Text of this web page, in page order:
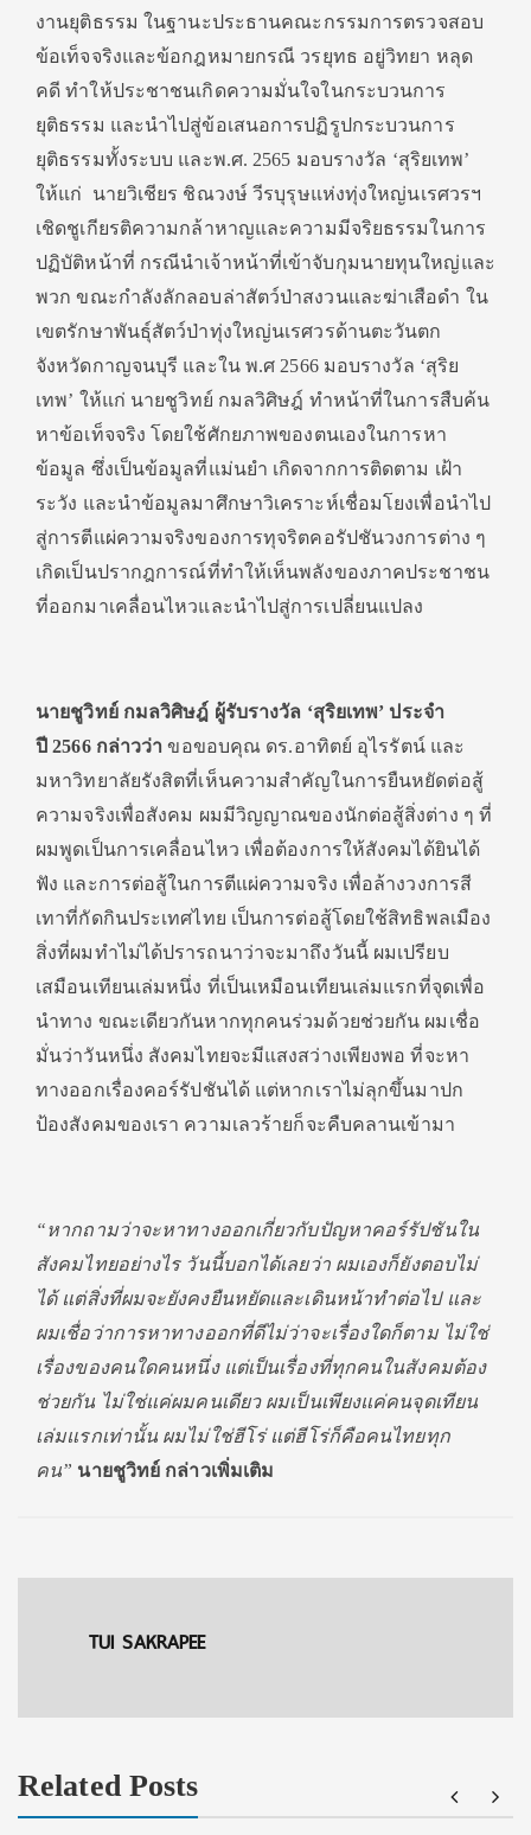
งานยุติธรรม ในฐานะประธานคณะกรรมการตรวจสอบ
ข้อเท็จจริงและข้อกฎหมายกรณี วรยุทธ อยู่วิทยา หลุด
คดี ทำให้ประชาชนเกิดความมั่นใจในกระบวนการ
ยุติธรรม และนำไปสู่ข้อเสนอการปฏิรูปกระบวนการ
ยุติธรรมทั้งระบบ และพ.ศ. 2565 มอบรางวัล ‘สุริยเทพ’
ให้แก่ นายวิเชียร ชิณวงษ์ วีรบุรุษแห่งทุ่งใหญ่นเรศวรฯ
เชิดชูเกียรติความกล้าหาญและความมีจริยธรรมในการ
ปฏิบัติหน้าที่ กรณีนำเจ้าหน้าที่เข้าจับกุมนายทุนใหญ่และ
พวก ขณะกำลังลักลอบล่าสัตว์ป่าสงวนและฆ่าเสือดำ ใน
เขตรักษาพันธุ์สัตว์ป่าทุ่งใหญ่นเรศวรด้านตะวันตก
จังหวัดกาญจนบุรี และใน พ.ศ 2566 มอบรางวัล ‘สุริย
เทพ’ ให้แก่ นายชูวิทย์ กมลวิศิษฎ์ ทำหน้าที่ในการสืบค้น
หาข้อเท็จจริง โดยใช้ศักยภาพของตนเองในการหา
ข้อมูล ซึ่งเป็นข้อมูลที่แม่นยำ เกิดจากการติดตาม เฝ้า
ระวัง และนำข้อมูลมาศึกษาวิเคราะห์เชื่อมโยงเพื่อนำไป
สู่การตีแผ่ความจริงของการทุจริตคอรัปชันวงการต่าง ๆ
เกิดเป็นปรากฎการณ์ที่ทำให้เห็นพลังของภาคประชาชน
ที่ออกมาเคลื่อนไหวและนำไปสู่การเปลี่ยนแปลง
นายชูวิทย์ กมลวิศิษฎ์ ผู้รับรางวัล ‘สุริยเทพ’ ประจำ
ปี2566 กล่าวว่าขอขอบคุณ ดร.อาทิตย์ อุไรรัตน์ และ
มหาวิทยาลัยรังสิตที่เห็นความสำคัญในการยืนหยัดต่อสู้
ความจริงเพื่อสังคม ผมมีวิญญาณของนักต่อสู้สิ่งต่าง ๆ ที่
ผมพูดเป็นการเคลื่อนไหว เพื่อต้องการให้สังคมได้ยินได้
ฟัง และการต่อสู้ในการตีแผ่ความจริง เพื่อล้างวงการสี
เทาที่กัดกินประเทศไทย เป็นการต่อสู้โดยใช้สิทธิพลเมือง
สิ่งที่ผมทำไม่ได้ปรารถนาว่าจะมาถึงวันนี้ ผมเปรียบ
เสมือนเทียนเล่มหนึ่ง ที่เป็นเหมือนเทียนเล่มแรกที่จุดเพื่อ
นำทาง ขณะเดียวกันหากทุกคนร่วมด้วยช่วยกัน ผมเชื่อ
มั่นว่าวันหนึ่ง สังคมไทยจะมีแสงสว่างเพียงพอ ที่จะหา
ทางออกเรื่องคอร์รัปชันได้ แต่หากเราไม่ลุกขึ้นมาปก
ป้องสังคมของเรา ความเลวร้ายก็จะคืบคลานเข้ามา
“หากถามว่าจะหาทางออกเกี่ยวกับปัญหาคอร์รัปชันใน
สังคมไทยอย่างไร วันนี้บอกได้เลยว่า ผมเองก็ยังตอบไม่
ได้ แต่สิ่งที่ผมจะยังคงยืนหยัดและเดินหน้าทำต่อไป และ
ผมเชื่อว่าการหาทางออกที่ดีไม่ว่าจะเรื่องใดก็ตาม ไม่ใช่
เรื่องของคนใดคนหนึ่ง แต่เป็นเรื่องที่ทุกคนในสังคมต้อง
ช่วยกัน ไม่ใช่แค่ผมคนเดียว ผมเป็นเพียงแค่คนจุดเทียน
เล่มแรกเท่านั้น ผมไม่ใช่ฮีโร่ แต่ฮีโร่ก็คือคนไทยทุก
คน” นายชูวิทย์ กล่าวเพิ่มเติม
TUI SAKRAPEE
Related Posts